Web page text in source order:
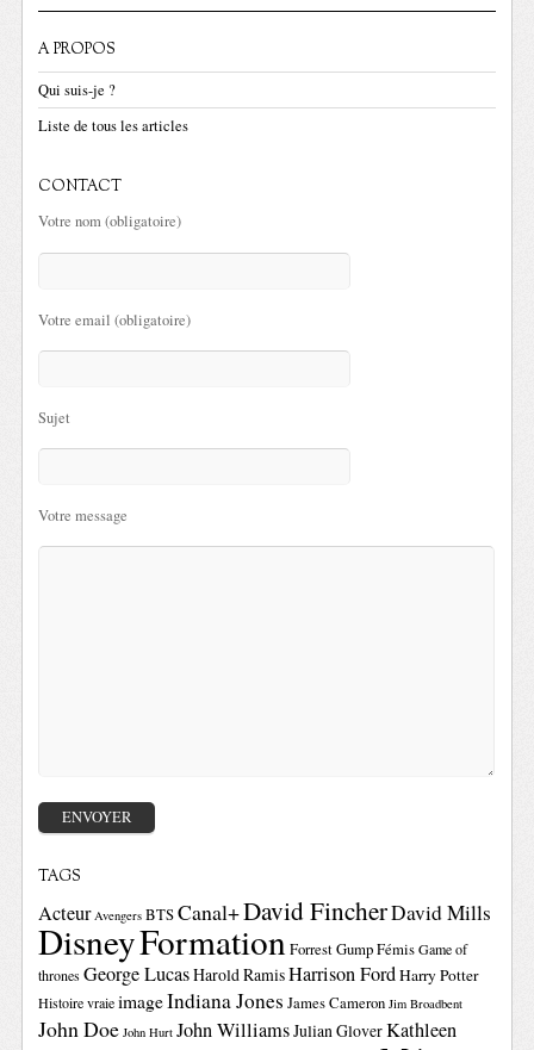
A PROPOS
Qui suis-je ?
Liste de tous les articles
CONTACT
Votre nom (obligatoire)
Votre email (obligatoire)
Sujet
Votre message
TAGS
Acteur Avengers BTSCanal+David FincherDavid Mills
DisneyFormationForrest GumpFémis Game of
thrones George LucasHarold RamisHarrison FordHarry Potter
Histoire vraie imageIndiana Jones James Cameron Jim Broadbent
John Doe John Hurt John WilliamsJulian GloverKathleen